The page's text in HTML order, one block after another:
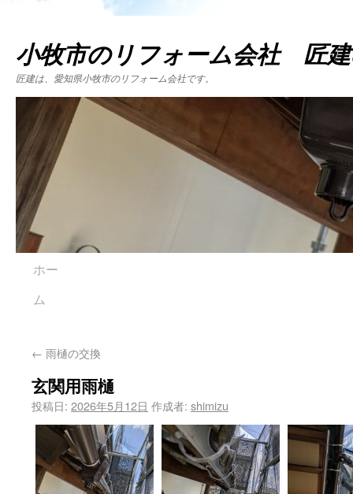
小牧市のリフォーム会社 匠
匠建は、愛知県小牧市のリフォーム会社です。
ホー
ム
← 雨樋の交換
玄関用雨樋
投稿日: 2026年5月12日 作成者: shimizu